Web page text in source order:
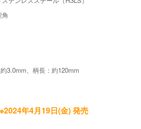
3.0mm、 柄長：約120mm
年4月19日(金) 発売